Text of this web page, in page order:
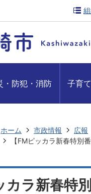
・防犯・消防 子育
ホーム 市政情報 広報
【FMピッカラ新春特別
カラ新春特